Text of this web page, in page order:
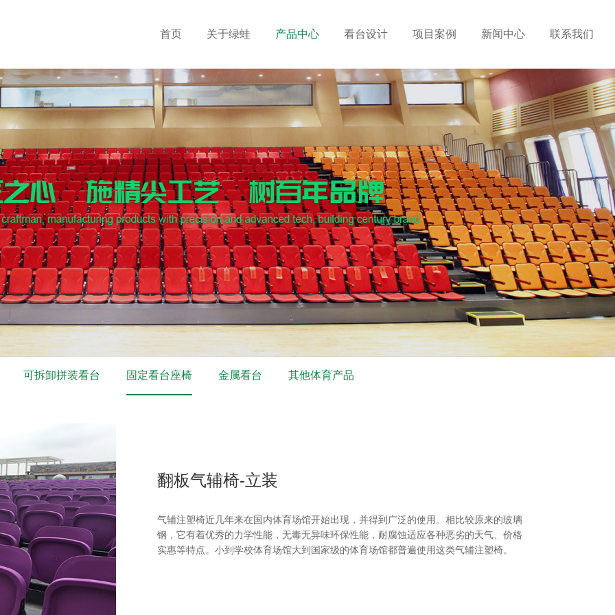
首页 关于绿蛙 产品中心 看台设计 项目案例 新闻中心 联系我们
可拆卸拼装看台 固定看台座椅 金属看台 其他体育产品
翻板气辅椅-立装
气辅注塑椅近几年来在国内体育场馆开始出现，并得到广泛的使用。相比较原来的玻璃
钢，它有着优秀的力学性能，无毒无异味环保性能，耐腐蚀适应各种恶劣的天气、价格
实惠等特点。小到学校体育场馆大到国家级的体育场馆都普遍使用这类气辅注塑椅。